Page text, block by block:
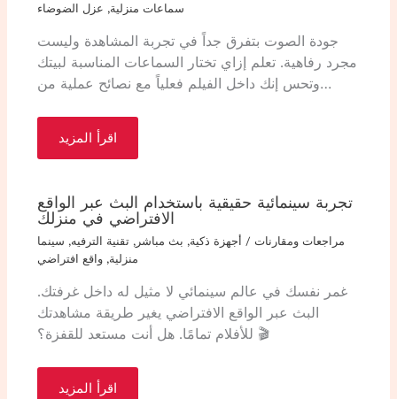
سماعات منزلية, عزل الضوضاء
جودة الصوت بتفرق جداً في تجربة المشاهدة وليست
مجرد رفاهية. تعلم إزاي تختار السماعات المناسبة لبيتك
وتحس إنك داخل الفيلم فعلياً مع نصائح عملية من…
اقرأ المزيد
تجربة سينمائية حقيقية باستخدام البث عبر الواقع
الافتراضي في منزلك
مراجعات ومقارنات / أجهزة ذكية, بث مباشر,تقنية الترفيه, سينما
منزلية,واقع افتراضي
غمر نفسك في عالم سينمائي لا مثيل له داخل غرفتك.
البث عبر الواقع الافتراضي يغير طريقة مشاهدتك
للأفلام تمامًا. هل أنت مستعد للقفزة؟ 🎬
اقرأ المزيد